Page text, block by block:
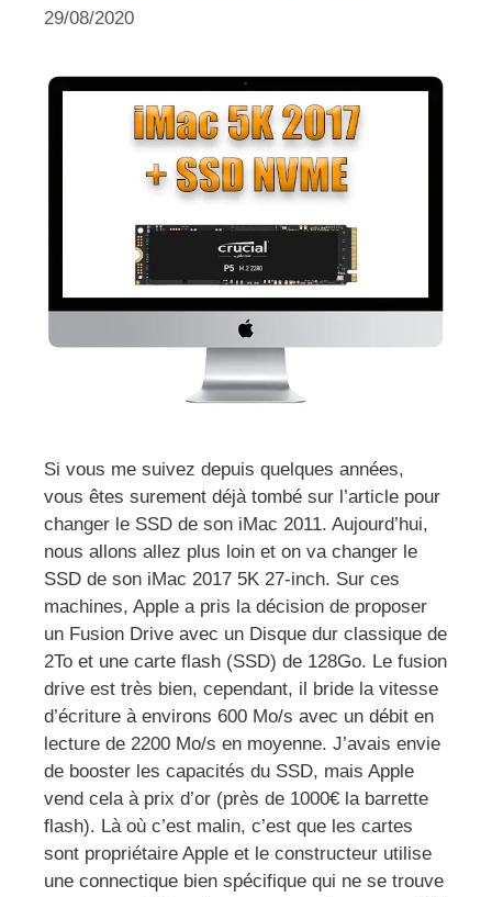
29/08/2020
Si vous me suivez depuis quelques années,
vous êtes surement déjà tombé sur l’article pour
changer le SSD de son iMac 2011. Aujourd’hui,
nous allons allez plus loin et on va changer le
SSD de son iMac 2017 5K 27-inch. Sur ces
machines, Apple a pris la décision de proposer
un Fusion Drive avec un Disque dur classique de
2To et une carte flash (SSD) de 128Go. Le fusion
drive est très bien, cependant, il bride la vitesse
d’écriture à environs 600 Mo/s avec un débit en
lecture de 2200 Mo/s en moyenne. J’avais envie
de booster les capacités du SSD, mais Apple
vend cela à prix d’or (près de 1000€ la barrette
flash). Là où c’est malin, c’est que les cartes
sont propriétaire Apple et le constructeur utilise
une connectique bien spécifique qui ne se trouve